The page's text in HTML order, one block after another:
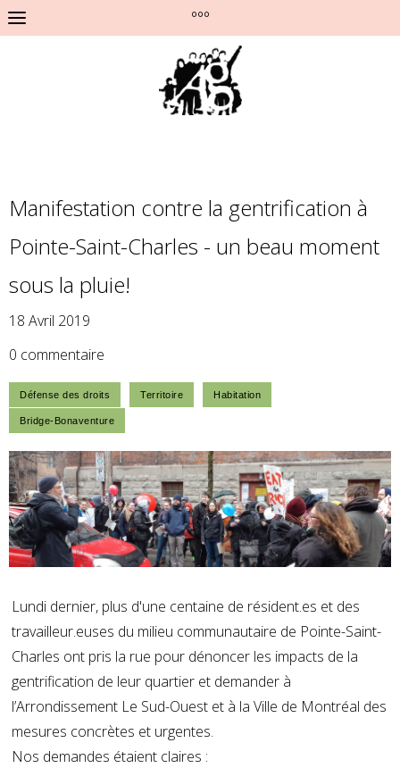
°°°
Manifestation contre la gentrification à
Pointe-Saint-Charles - un beau moment
sous la pluie!
18 Avril 2019
0 commentaire
Lundi dernier, plus d'une centaine de résident.es et des
travailleur.euses du milieu communautaire de Pointe-Saint-
Charles ont pris la rue pour dénoncer les impacts de la
gentrification de leur quartier et demander à
l’Arrondissement Le Sud-Ouest et à la Ville de Montréal des
mesures concrètes et urgentes.
Nos demandes étaient claires :